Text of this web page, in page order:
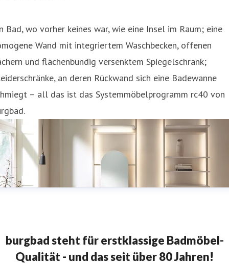
Bad, wo vorher keines war, wie eine Insel im Raum; eine
Wand mit integriertem Waschbecken, offenen
und flächenbündig versenktem Spiegelschrank;
an deren Rückwand sich eine Badewanne
– all das ist das Systemmöbelprogramm rc40 von
burgbad steht für erstklassige Badmöbel-
Qualität - und das seit über 80 Jahren!